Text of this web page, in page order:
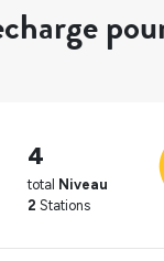
4
total Niveau
2 Stations